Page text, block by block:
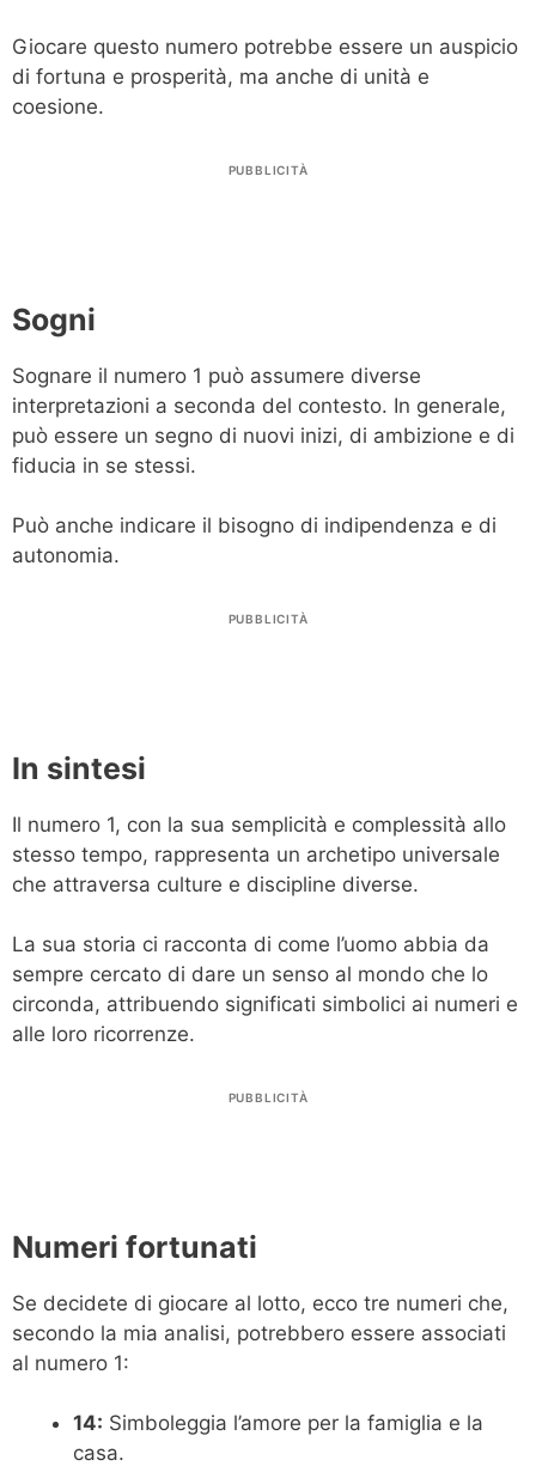
Giocare questo numero potrebbe essere un auspicio
di fortuna e prosperità, ma anche di unità e
coesione.
PUBBLICITÀ
Sogni
Sognare il numero 1 può assumere diverse
interpretazioni a seconda del contesto. In generale,
può essere un segno di nuovi inizi, di ambizione e di
fiducia in se stessi.
Può anche indicare il bisogno di indipendenza e di
autonomia.
PUBBLICITÀ
In sintesi
Il numero 1, con la sua semplicità e complessità allo
stesso tempo, rappresenta un archetipo universale
che attraversa culture e discipline diverse.
La sua storia ci racconta di come l’uomo abbia da
sempre cercato di dare un senso al mondo che lo
circonda, attribuendo significati simbolici ai numeri e
alle loro ricorrenze.
PUBBLICITÀ
Numeri fortunati
Se decidete di giocare al lotto, ecco tre numeri che,
secondo la mia analisi, potrebbero essere associati
al numero 1:
14: Simboleggia l’amore per la famiglia e la
casa.